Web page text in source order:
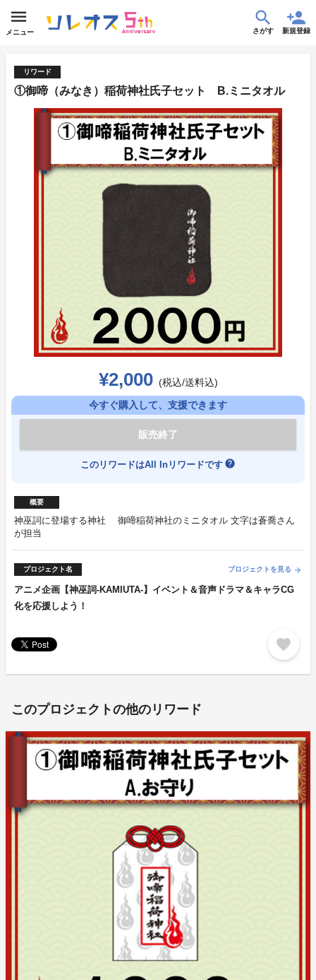
メニュー さがす 新規登録
リワード
①御啼（みなき）稲荷神社氏子セット B.ミニタオル
¥2,000 (税込/送料込)
今すぐ購入して、支援できます
販売終了
このリワードはAll Inリワードです help
概要
神巫詞に登場する神社 御啼稲荷神社のミニタオル 文字は蒼喬さん
が担当
プロジェクト名 プロジェクトを見る arrow_forward
アニメ企画【神巫詞-KAMIUTA-】イベント＆音声ドラマ＆キャラCG
化を応援しよう！
favorite
このプロジェクトの他のリワード